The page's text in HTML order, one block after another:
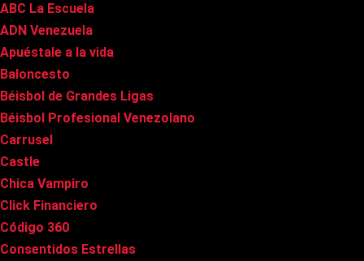
ABC La Escuela
ADN Venezuela
Apuéstale a la vida
Baloncesto
Béisbol de Grandes Ligas
Béisbol Profesional Venezolano
Carrusel
Castle
Chica Vampiro
Click Financiero
Código 360
Consentidos Estrellas